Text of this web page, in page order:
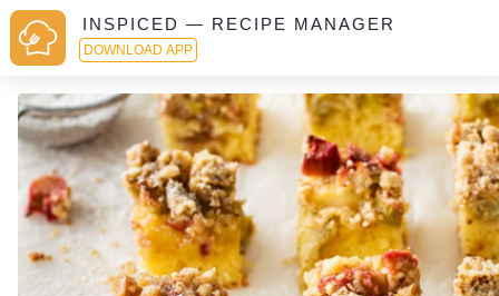
INSPICED — RECIPE MANAGER
DOWNLOAD APP